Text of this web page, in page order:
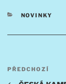
RUBRIKY
NOVINKY
Navigace
Předchozí
PŘEDCHOZÍ